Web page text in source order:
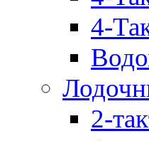
4-
2-